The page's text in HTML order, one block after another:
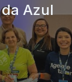
Azul